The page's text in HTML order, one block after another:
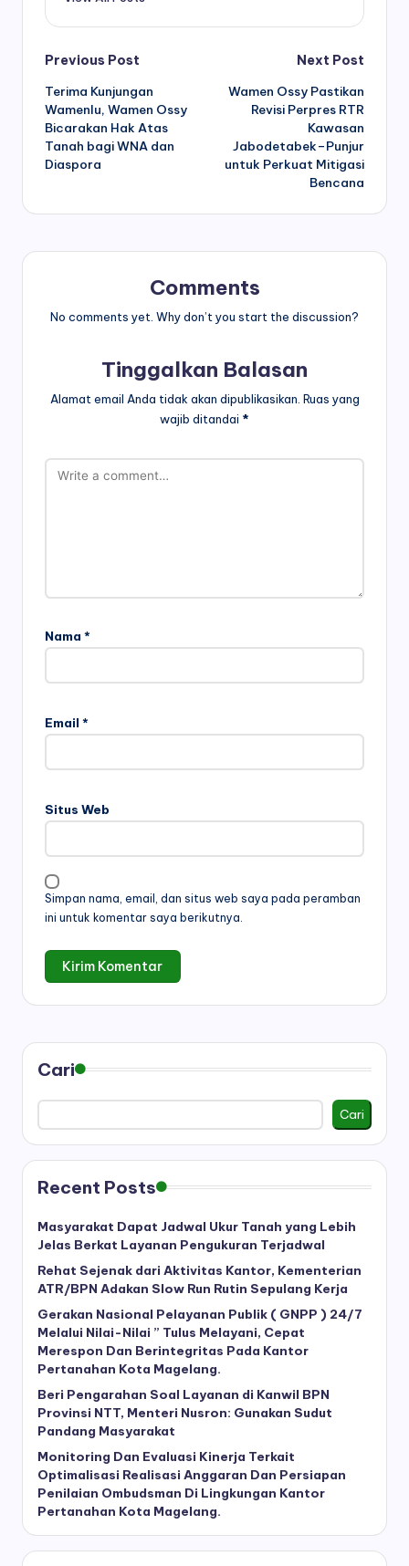
Post
navigation
Previous Post
Terima Kunjungan
Wamenlu, Wamen Ossy
Bicarakan Hak Atas
Tanah bagi WNA dan
Diaspora
Next Post
Wamen Ossy Pastikan
Revisi Perpres RTR
Kawasan
Jabodetabek–Punjur
untuk Perkuat Mitigasi
Bencana
Comments
No comments yet. Why don’t you start the discussion?
Tinggalkan Balasan
Alamat email Anda tidak akan dipublikasikan. Ruas yang
wajib ditandai *
Nama *
Email *
Situs Web
Simpan nama, email, dan situs web saya pada peramban
ini untuk komentar saya berikutnya.
Cari
Cari
Recent Posts
Masyarakat Dapat Jadwal Ukur Tanah yang Lebih
Jelas Berkat Layanan Pengukuran Terjadwal
Rehat Sejenak dari Aktivitas Kantor, Kementerian
ATR/BPN Adakan Slow Run Rutin Sepulang Kerja
Gerakan Nasional Pelayanan Publik ( GNPP ) 24/7
Melalui Nilai-Nilai ” Tulus Melayani, Cepat
Merespon Dan Berintegritas Pada Kantor
Pertanahan Kota Magelang.
Beri Pengarahan Soal Layanan di Kanwil BPN
Provinsi NTT, Menteri Nusron: Gunakan Sudut
Pandang Masyarakat
Monitoring Dan Evaluasi Kinerja Terkait
Optimalisasi Realisasi Anggaran Dan Persiapan
Penilaian Ombudsman Di Lingkungan Kantor
Pertanahan Kota Magelang.